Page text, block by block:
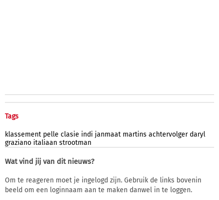
Tags
klassement pelle clasie indi janmaat martins achtervolger daryl
graziano italiaan strootman
Wat vind jij van dit nieuws?
Om te reageren moet je ingelogd zijn. Gebruik de links bovenin
beeld om een loginnaam aan te maken danwel in te loggen.